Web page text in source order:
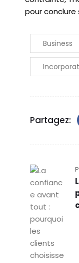
pour conclure
Business
Partagez: